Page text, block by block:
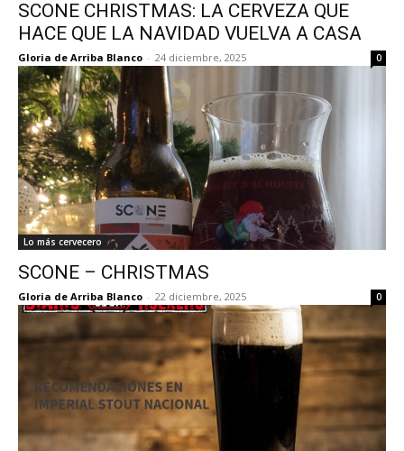
SCONE CHRISTMAS: LA CERVEZA QUE
HACE QUE LA NAVIDAD VUELVA A CASA
Gloria de Arriba Blanco - 24 diciembre, 2025 0
Lo más cervecero
SCONE – CHRISTMAS
Gloria de Arriba Blanco - 22 diciembre, 2025 0